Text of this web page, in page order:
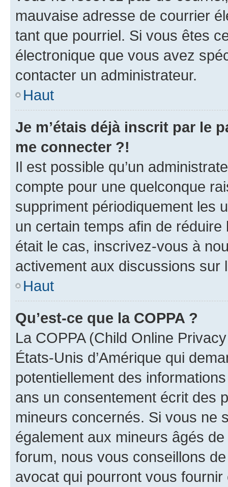
mauvaise adresse de courrier
tant que pourriel. Si vous êtes
électronique que vous avez
contacter un administrateur.
Haut
Je m’étais déjà inscrit par le
me connecter ?!
Il est possible qu’un
compte pour une quelconque
suppriment périodiquement les
un certain temps afin de
était le cas, inscrivez-vous à
activement aux discussions sur
Haut
Qu’est-ce que la COPPA ?
La COPPA (Child Online
États-Unis d’Amérique qui
potentiellement des
ans un consentement écrit des
mineurs concernés. Si vous ne
également aux mineurs âgés
forum, nous vous conseillons
avocat qui pourront vous